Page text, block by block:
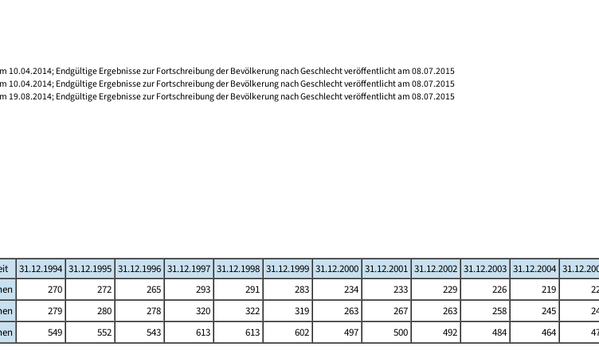
Endgültige Ergebnisse zur Fortschreibung der Bevölkerung nach Geschlecht veröffentlicht am 08.07.2015
Endgültige Ergebnisse zur Fortschreibung der Bevölkerung nach Geschlecht veröffentlicht am 08.07.2015
Endgültige Ergebnisse zur Fortschreibung der Bevölkerung nach Geschlecht veröffentlicht am 08.07.2015
31.12.1994 31.12.1995 31.12.1996 31.12.1997 31.12.1998 31.12.1999 31.12.2000 31.12.2001 31.12.2002 31.12.2003 31.12.2004
270 272 265 293 291 283 234 233 229 226 219
279 280 278 320 322 319 263 267 263 258 245
549 552 543 613 613 602 497 500 492 484 464